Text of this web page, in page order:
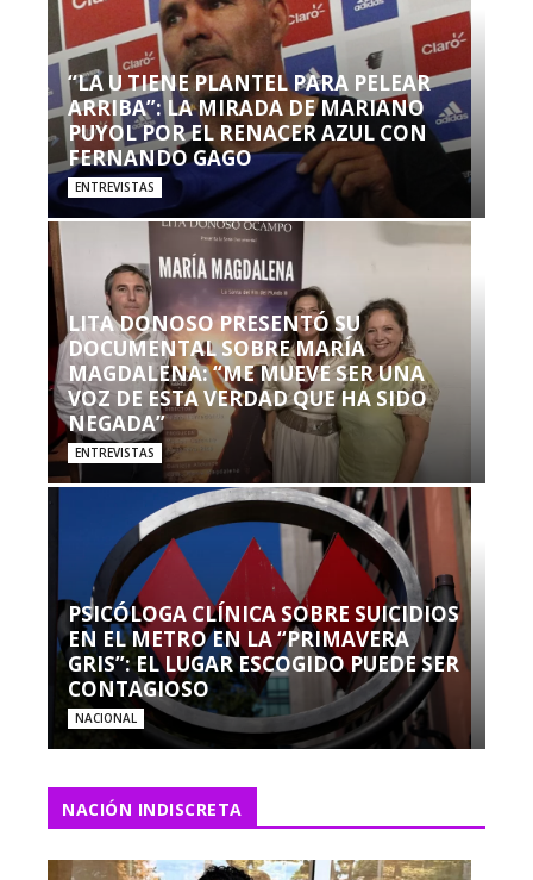
“LA U TIENE PLANTEL PARA PELEAR
ARRIBA”: LA MIRADA DE MARIANO
PUYOL POR EL RENACER AZUL CON
FERNANDO GAGO
ENTREVISTAS
LITA DONOSO PRESENTÓ SU
DOCUMENTAL SOBRE MARÍA
MAGDALENA: “ME MUEVE SER UNA
VOZ DE ESTA VERDAD QUE HA SIDO
NEGADA”
ENTREVISTAS
PSICÓLOGA CLÍNICA SOBRE SUICIDIOS
EN EL METRO EN LA “PRIMAVERA
GRIS”: EL LUGAR ESCOGIDO PUEDE SER
CONTAGIOSO
NACIONAL
NACIÓN INDISCRETA